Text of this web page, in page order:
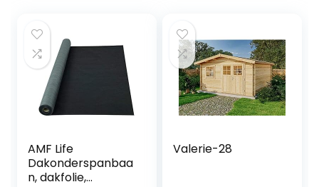
AMF Life
Dakonderspanbaa
n, dakfolie,
Valerie-28